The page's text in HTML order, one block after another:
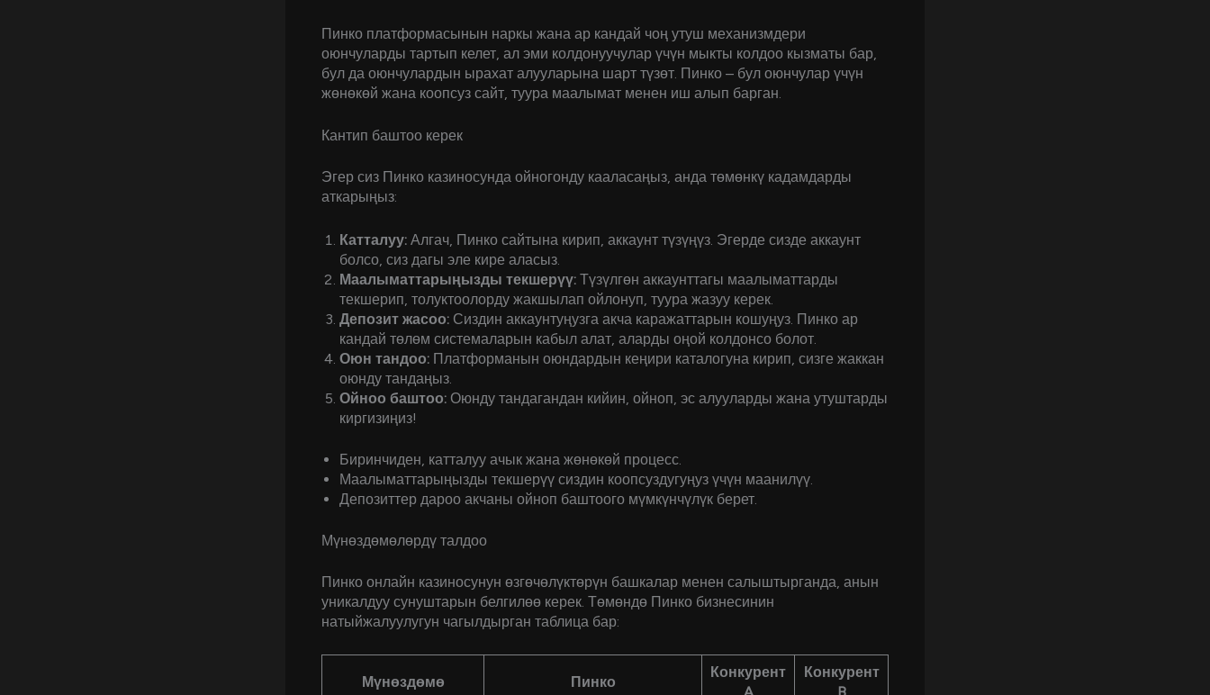
Пинко платформасынын наркы жана ар кандай чоң утуш механизмдери
оюнчуларды тартып келет, ал эми колдонуучулар үчүн мыкты колдоо кызматы бар,
бул да оюнчулардын ырахат алууларына шарт түзөт. Пинко – бул оюнчулар үчүн
жөнөкөй жана коопсуз сайт, туура маалымат менен иш алып барган.
Кантип баштоо керек
Эгер сиз Пинко казиносунда ойногонду кааласаңыз, анда төмөнкү кадамдарды
аткарыңыз:
Катталуу: Алгач, Пинко сайтына кирип, аккаунт түзүңүз. Эгерде сизде аккаунт
болсо, сиз дагы эле кире аласыз.
Маалыматтарыңызды текшерүү: Түзүлгөн аккаунттагы маалыматтарды
текшерип, толуктоолорду жакшылап ойлонуп, туура жазуу керек.
Депозит жасоо: Сиздин аккаунтуңузга акча каражаттарын кошуңуз. Пинко ар
кандай төлөм системаларын кабыл алат, аларды оңой колдонсо болот.
Оюн тандоо: Платформанын оюндардын кеңири каталогуна кирип, сизге жаккан
оюнду тандаңыз.
Ойноо баштоо: Оюнду тандагандан кийин, ойноп, эс алууларды жана утуштарды
киргизиңиз!
Биринчиден, катталуу ачык жана жөнөкөй процесс.
Маалыматтарыңызды текшерүү сиздин коопсуздугуңуз үчүн маанилүү.
Депозиттер дароо акчаны ойноп баштоого мүмкүнчүлүк берет.
Мүнөздөмөлөрдү талдоо
Пинко онлайн казиносунун өзгөчөлүктөрүн башкалар менен салыштырганда, анын
уникалдуу сунуштарын белгилөө керек. Төмөндө Пинко бизнесинин
натыйжалуулугун чагылдырган таблица бар:
Мүнөздөмө Пинко
Конкурент
Конкурент